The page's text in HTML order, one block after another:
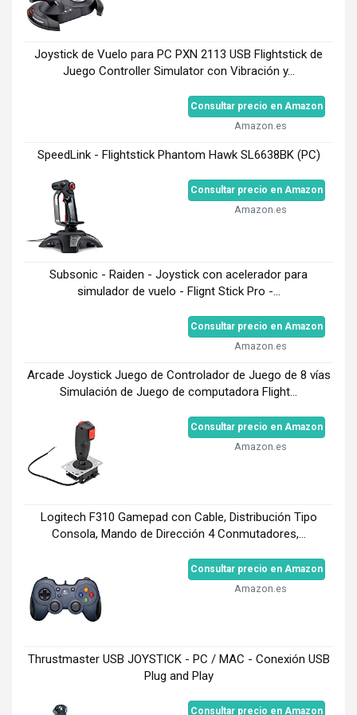
Joystick de Vuelo para PC PXN 2113 USB Flightstick de
Juego Controller Simulator con Vibración y...
Consultar precio en Amazon
Amazon.es
SpeedLink - Flightstick Phantom Hawk SL6638BK (PC)
Consultar precio en Amazon
Amazon.es
Subsonic - Raiden - Joystick con acelerador para
simulador de vuelo - Flignt Stick Pro -...
Consultar precio en Amazon
Amazon.es
Arcade Joystick Juego de Controlador de Juego de 8 vías
Simulación de Juego de computadora Flight...
Consultar precio en Amazon
Amazon.es
Logitech F310 Gamepad con Cable, Distribución Tipo
Consola, Mando de Dirección 4 Conmutadores,...
Consultar precio en Amazon
Amazon.es
Thrustmaster USB JOYSTICK - PC / MAC - Conexión USB
Plug and Play
Consultar precio en Amazon